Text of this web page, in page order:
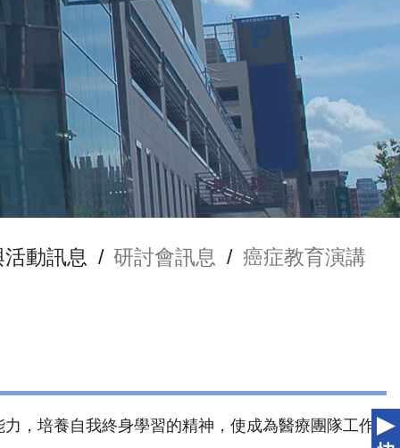
動訊息 / 研討會訊息 / 癌症教育演講
，培養自我終身學習的精神，使成為醫療團隊工作